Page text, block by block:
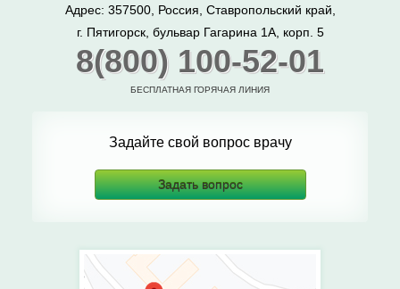
Задайте свой вопрос врачу
Задать вопрос
Адрес: 357500, Россия, Ставропольский край,
г. Пятигорск, бульвар Гагарина 1А, корп. 5
8(800) 100-52-01
БЕСПЛАТНАЯ ГОРЯЧАЯ ЛИНИЯ